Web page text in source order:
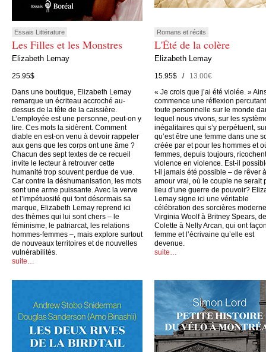
Essais Littérature
Les Filles et les Monstres
Elizabeth Lemay
25.95$
Dans une boutique, Elizabeth Lemay
remarque un écriteau accroché au-
dessus de la tête de la caissière.
L’employée est une personne, peut-on y
lire. Ces mots la sidèrent. Comment
diable en est-on venu à devoir rappeler
aux gens que les corps ont une âme ?
Chacun des sept textes de ce recueil
invite le lecteur à retrouver cette
humanité trop souvent perdue de vue.
Car contre la déshumanisation, les mots
sont une arme puissante. Avec la verve
et l’impétuosité qui font désormais sa
marque, Elizabeth Lemay reprend ici
des thèmes qui lui sont chers – le
féminisme, le patriarcat, les relations
hommes-femmes –, mais explore surtout
de nouveaux territoires et de nouvelles
vulnérabilités.
suite…
Romans et récits
L'Été de la colère
Elizabeth Lemay
15.95$ /13.00€
« Je crois que j’ai été violée. »
commence une réflexion
toute personnelle sur le monde
lequel nous vivons, sur les
inégalitaires qui s’y perpétuent,
qu’est être une femme dans une
créée par et pour les hommes et
femmes, depuis toujours,
violence en violence. Est-il
t-il jamais été possible – de rêver
amour vrai, où le couple ne serait
lieu d’une guerre de pouvoir?
Lemay signe ici une véritable
célébration des sorcières
Virginia Woolf à Britney Spears, de
Colette à Nelly Arcan, qui ont
femme et l’écrivaine qu’elle est
devenue.
suite…